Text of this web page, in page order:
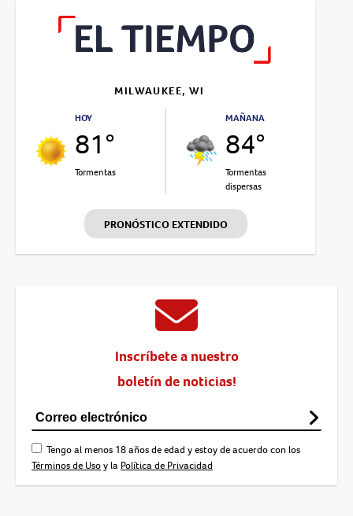
MILWAUKEE, WI
HOY
81°
Tormentas
MAÑANA
84°
Tormentas
dispersas
PRONÓSTICO EXTENDIDO
Inscríbete a nuestro
boletín de noticias!
Tengo al menos 18 años de edad y estoy de acuerdo con los
Términos de Usoy la Política de Privacidad